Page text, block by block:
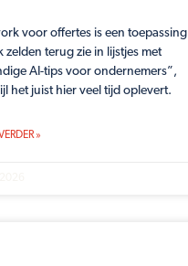
voor offertes is een toepassing
zelden terug zie in lijstjes met
AI-tips voor ondernemers”,
het juist hier veel tijd oplevert.
»